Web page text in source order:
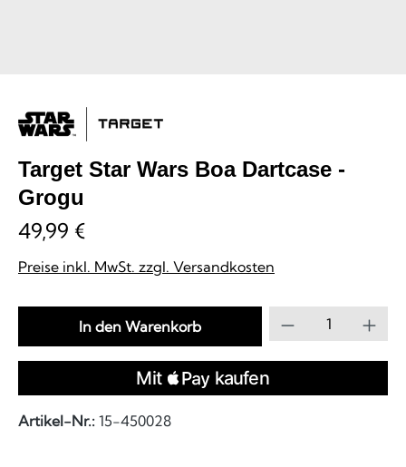
Target Star Wars Boa Dartcase -
Grogu
49,99 €
Preise inkl. MwSt. zzgl. Versandkosten
Produkt
In den Warenkorb
Artikel-Nr.: 15-450028